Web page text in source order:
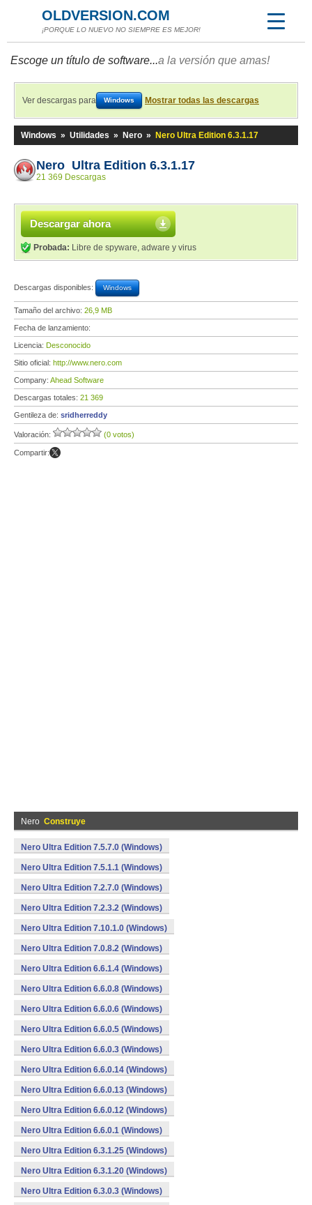
OLDVERSION.COM
¡PORQUE LO NUEVO NO SIEMPRE ES MEJOR!
Escoge un título de software...a la versión que amas!
Ver descargas para Windows Mostrar todas las descargas
Windows » Utilidades » Nero » Nero Ultra Edition 6.3.1.17
Nero Ultra Edition 6.3.1.17
21 369 Descargas
Descargar ahora
Probada: Libre de spyware, adware y virus
Descargas disponibles: Windows
Tamaño del archivo: 26,9 MB
Fecha de lanzamiento:
Licencia: Desconocido
Sitio oficial: http://www.nero.com
Company: Ahead Software
Descargas totales: 21 369
Gentileza de: sridherreddy
Valoración: (0 votos)
Compartir:
Nero Construye
Nero Ultra Edition 7.5.7.0 (Windows)
Nero Ultra Edition 7.5.1.1 (Windows)
Nero Ultra Edition 7.2.7.0 (Windows)
Nero Ultra Edition 7.2.3.2 (Windows)
Nero Ultra Edition 7.10.1.0 (Windows)
Nero Ultra Edition 7.0.8.2 (Windows)
Nero Ultra Edition 6.6.1.4 (Windows)
Nero Ultra Edition 6.6.0.8 (Windows)
Nero Ultra Edition 6.6.0.6 (Windows)
Nero Ultra Edition 6.6.0.5 (Windows)
Nero Ultra Edition 6.6.0.3 (Windows)
Nero Ultra Edition 6.6.0.14 (Windows)
Nero Ultra Edition 6.6.0.13 (Windows)
Nero Ultra Edition 6.6.0.12 (Windows)
Nero Ultra Edition 6.6.0.1 (Windows)
Nero Ultra Edition 6.3.1.25 (Windows)
Nero Ultra Edition 6.3.1.20 (Windows)
Nero Ultra Edition 6.3.0.3 (Windows)